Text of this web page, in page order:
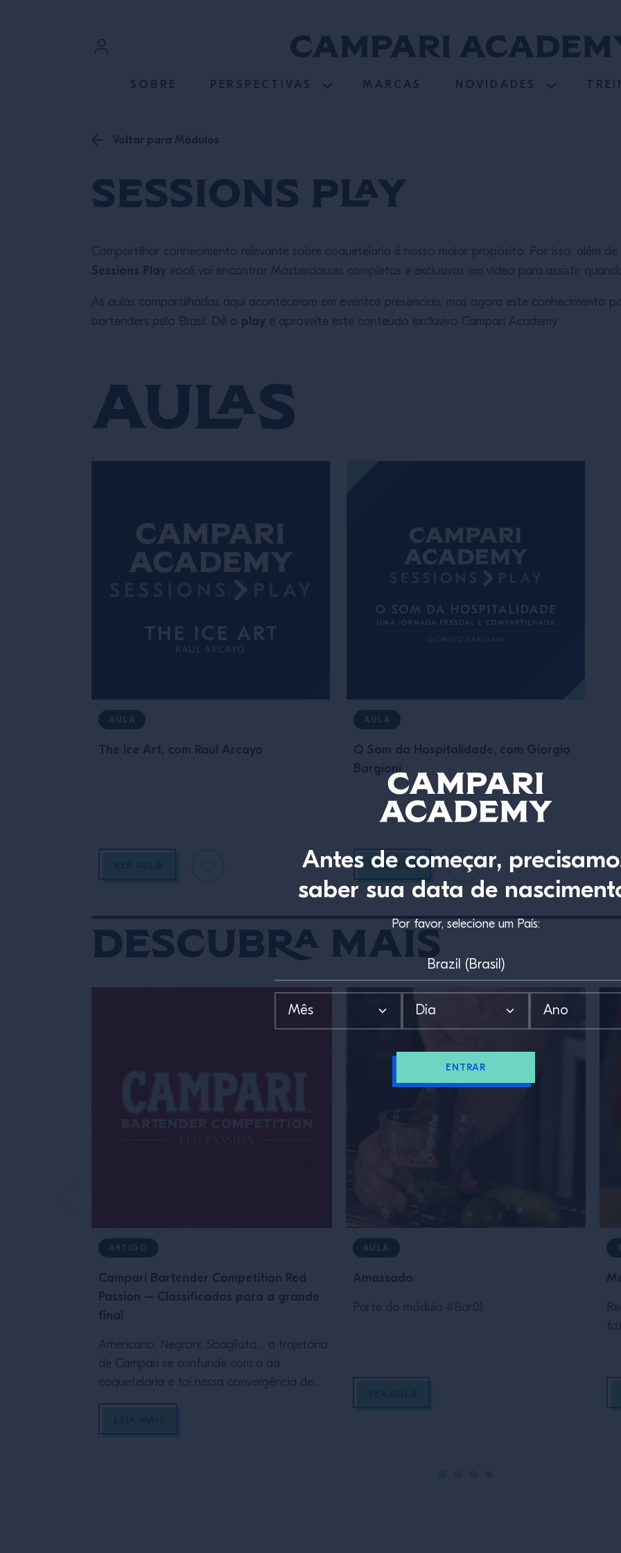
Antes de começar,
saber sua data de
Por favor, selecione um País:
ENTRAR
SOBRE PERSPECTIVAS MARCAS NOVIDADES
Voltar para Módulos
Sessions Play
Compartilhar conhecimento relevante sobre coquetelaria é nosso maior propósito. Por isso, além
Sessions Play você vai encontrar Masterclasses completas e exclusivas em vídeo para assistir
As aulas compartilhadas aqui aconteceram em eventos presenciais, mas agora este conhecimento
bartenders pelo Brasil. Dê o play e aproveite este conteúdo exclusivo Campari Academy.
Aulas
AULA
The Ice Art, com Raul Arcayo
AULA
O Som da Hospitalidade, com Giorgio
Bargiani
VER AULA
Descubra mais
ARTIGO
Campari Bartender Competition Red
Passion – Classificados para a grande
final
Americano, Negroni, Sbagliato… a trajetória
de Campari se confunde com a da
coquetelaria e foi nessa convergência de
momentos marcantes que fomos buscar
Bartender Competition 2022. Na semifinal
AULA
Amassado
Parte do módulo #Bar01.